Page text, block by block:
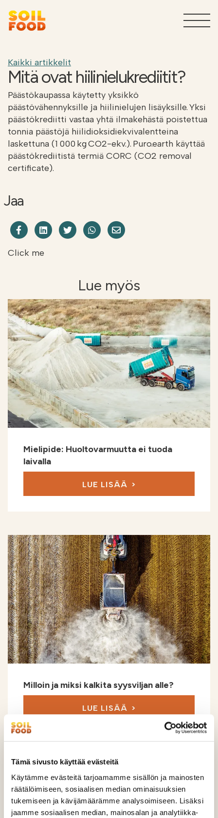
Tämä sivusto käyttää evästeitä
Käytämme evästeitä tarjoamamme sisällön ja mainosten
räätälöimiseen, sosiaalisen median ominaisuuksien
tukemiseen ja kävijämäärämme analysoimiseen. Lisäksi
jaamme sosiaalisen median, mainosalan ja analytiikka-
Sivuvirtojen käsittelypalvelut
teollisuudelle
Tuotteet teollisuudelle
Miksi Soilfood?
Ota yhteyttä
FI Etsi
Kaikki artikkelit
Mitä ovat hiilinielukrediitit?
Päästökaupassa käytetty yksikkö
päästövähennyksille ja hiilinielujen lisäyksille. Yksi
päästökrediitti vastaa yhtä ilmakehästä poistettua
tonnia päästöjä hiilidioksidiekvivalentteina
laskettuna (1 000 kg CO2-ekv.). Puro.earth käyttää
päästökrediitistä termiä CORC (CO2 removal
certificate).
Jaa
Jaa Facebookissa
Share on LinkedIn
Jaa Twitterissä
Jaa WhatsAppissa
Click me
Lue myös
Mielipide: Huoltovarmuutta ei tuoda
laivalla
LUE LISÄÄ
Milloin ja miksi kalkita syysviljan alle?
LUE LISÄÄ